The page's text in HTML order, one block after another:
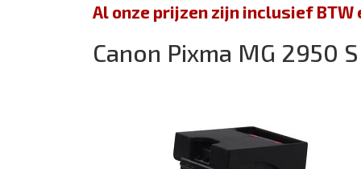
Al onze prijzen zijn inclusief
Canon Pixma MG 2950 S